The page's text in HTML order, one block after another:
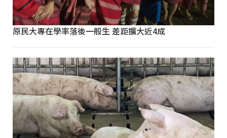
原民大專在學率落後一般生 差距擴大近4成